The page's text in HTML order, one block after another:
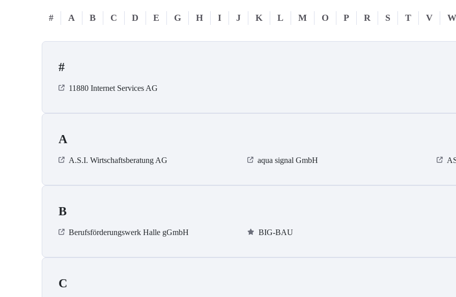
# A B C D E G H I J K L M O P R S T V W
#
11880 Internet Services AG
A
A.S.I. Wirtschaftsberatung AG aqua signal GmbH
B
Berufsförderungswerk Halle gGmbH BIG-BAU
C